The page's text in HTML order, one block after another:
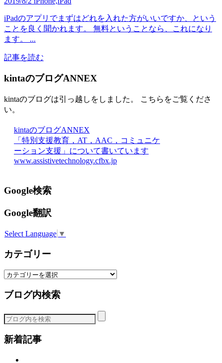
iPadのアプリでまずはどれを入れた方がいいですか、という
ことを良く聞かれます。 無料ということなら、これになり
ます。 ...
記事を読む
kintaのブログANNEX
kintaのブログは引っ越しをしました。 こちらをご覧くださ
い。
kintaのブログANNEX
「特別支援教育，AT，AAC，コミュニケ
ーション支援」について書いています
www.assistivetechnology.cfbx.jp
Google検索
Google翻訳
Select Language ▼
カテゴリー
カ
ゴ
ー
ブログ内検索
新着記事